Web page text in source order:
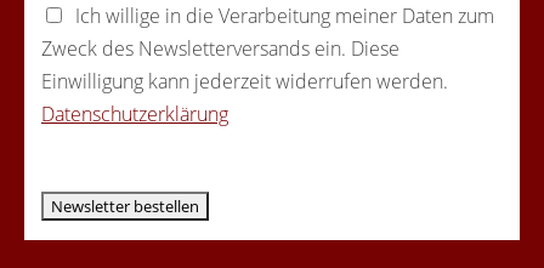
Ich willige in die Verarbeitung meiner Daten zum
Zweck des Newsletterversands ein. Diese
Einwilligung kann jederzeit widerrufen werden.
Datenschutzerklärung